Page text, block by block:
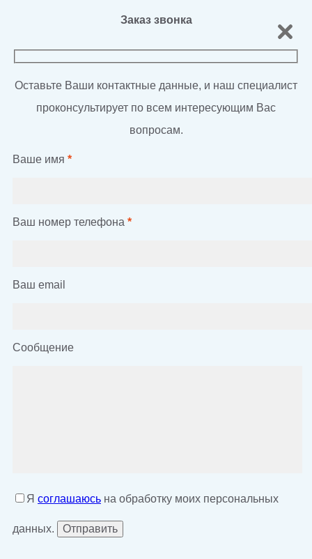
Заказ звонка
Оставьте Ваши контактные данные, и наш специалист
проконсультирует по всем интересующим Вас
вопросам.
Ваше имя *
Ваш номер телефона *
Ваш email
Сообщение
Я соглашаюсь на обработку моих персональных
данных.